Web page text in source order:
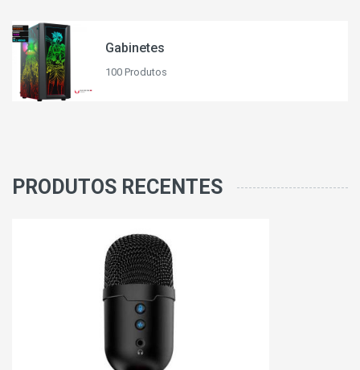
Gabinetes
100 Produtos
PRODUTOS RECENTES